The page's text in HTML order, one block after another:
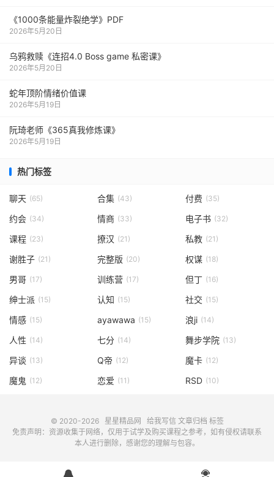
《1000‮能条‬‎量‮裂炸‬‎绝学》PDF
2026年5月20日
乌鸦救赎《连招4.0 Boss game 私密课》
2026年5月20日
蛇年顶阶情绪价值课
2026年5月19日
阮琦老师《365真我修炼课》
2026年5月19日
热门标签
聊天 (65) 合集 (43) 付费 (35)
约会 (34) 情商 (33) 电子书 (32)
课程 (23) 撩汉 (21) 私教 (21)
谢胜子 (21) 完整版 (20) 权谋 (18)
男哥 (17) 训练营 (17) 但丁 (16)
绅士派 (15) 认知 (15) 社交 (15)
情感 (15) ayawawa (15) 浪ji (14)
人性 (14) 七分 (14) 舞步学院 (13)
异谈 (13) Q帝 (12) 魔卡 (12)
魔鬼 (12) 恋爱 (11) RSD (10)
© 2020-2026 星星精品网 给我写信 文章归档 标签
免责声明：资源收集于网络，仅用于试学及购买课程之参考，如有侵权请联系
本人进行删除，感谢您的理解与包容。